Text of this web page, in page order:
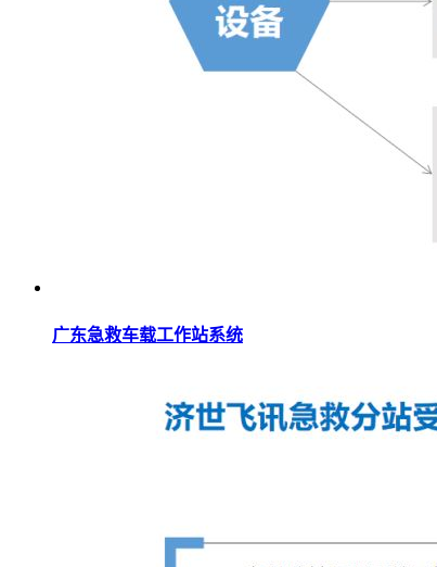
广东急救车载工作站系统